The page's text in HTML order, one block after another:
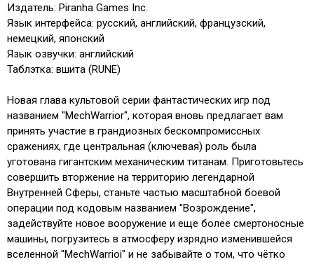
Издатель: Piranha Games Inc.
Язык интерфейса: русский, английский, французский,
немецкий, японский
Язык озвучки: английский
Таблэтка: вшита (RUNE)
Новая глава культовой серии фантастических игр под
названием "MechWarrior", которая вновь предлагает вам
принять участие в грандиозных бескомпромиссных
сражениях, где центральная (ключевая) роль была
уготована гигантским механическим титанам. Приготовьтесь
совершить вторжение на территорию легендарной
Внутренней Сферы, станьте частью масштабной боевой
операции под кодовым названием "Возрождение",
задействуйте новое вооружение и еще более смертоносные
машины, погрузитесь в атмосферу изрядно изменившейся
вселенной "MechWarrioi" и не забывайте о том, что чётко